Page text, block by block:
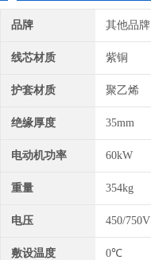
品牌 其他品牌
线芯材质 紫铜
护套材质 聚乙烯
绝缘厚度 35mm
电动机功率 60kW
重量 354kg
电压 450/750V
敷设温度 0℃